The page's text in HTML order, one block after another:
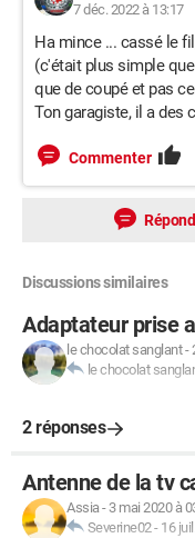
7 déc. 2022 à 13:17
Ha mince ... cassé le
(c'était plus simple
que de coupé et pas
Ton garagiste, il a des
Commenter
Discussions similaires
Adaptateur prise
le chocolat sanglant-
le chocolat
2 réponses
Antenne de la tv
Assia- 3 mai 2020 à
Severine02- 16